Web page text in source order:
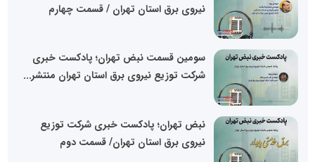
نیروی برق استان تهران / قسمت چهارم
سومین قسمت نبض تهران؛ پادکست خبری
شرکت توزیع نیروی برق استان تهران منتشر...
نبض تهران؛ پادکست خبری شرکت توزیع
نیروی برق استان تهران/ قسمت دوم